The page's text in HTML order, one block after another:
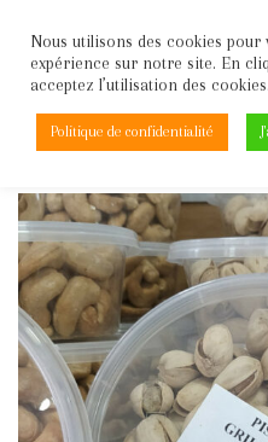
Aller
au
contenu
Accueil \ Fruits secs \ Pistache
Nous utilisons des cookies
expérience sur notre site. En
acceptez l’utilisation des cookies.
Politique de confidentialité